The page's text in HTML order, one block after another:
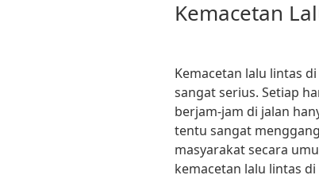
Kemacetan
Kemacetan lalu lintas
sangat serius. Setiap
berjam-jam di jalan
tentu sangat
masyarakat secara
kemacetan lalu lintas